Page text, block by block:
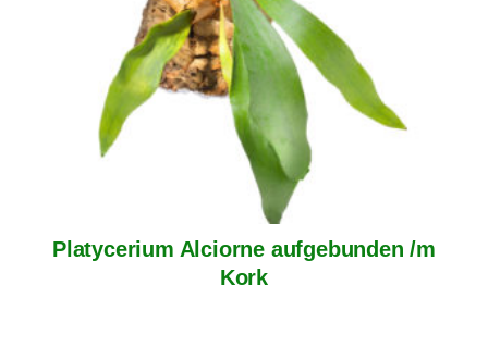
Platycerium Alciorne aufgebunden /m
Kork